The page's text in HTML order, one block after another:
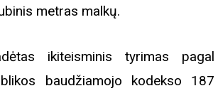
metras malkų.
ikiteisminis tyrimas pagal
baudžiamojo kodekso 187